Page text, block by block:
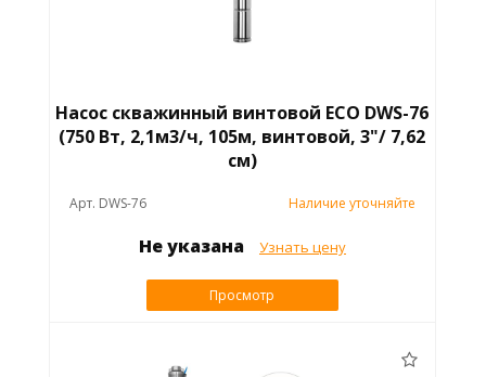
Насос скважинный винтовой ECO DWS-76
(750 Вт, 2,1м3/ч, 105м, винтовой, 3"/ 7,62
см)
Арт. DWS-76 Наличие уточняйте
Не указана Узнать цену
Просмотр